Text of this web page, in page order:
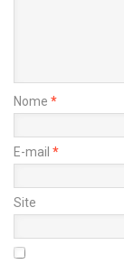
Nome *
E-mail *
Site